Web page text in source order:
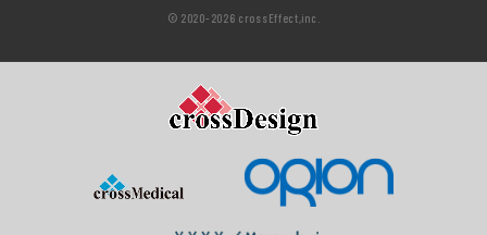
© 2020-2026 crossEffect,inc.